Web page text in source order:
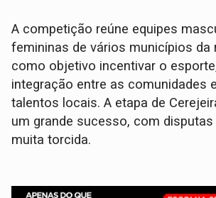
A competição reúne equipes
femininas de vários municípios da
como objetivo incentivar o
integração entre as comunidades
talentos locais. A etapa de
um grande sucesso, com
muita torcida.